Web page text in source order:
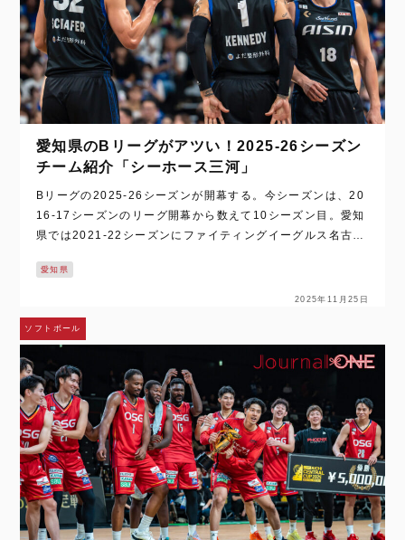
愛知県のBリーグがアツい！2025-26シーズン
チーム紹介「シーホース三河」
Bリーグの2025-26シーズンが開幕する。今シーズンは、20
16-17シーズンのリーグ開幕から数えて10シーズン目。愛知
県では2021-22シーズンにファイティングイーグルス名古屋
ズ、シーホース三河、…
愛知県
2025年11月25日
ソフトボール